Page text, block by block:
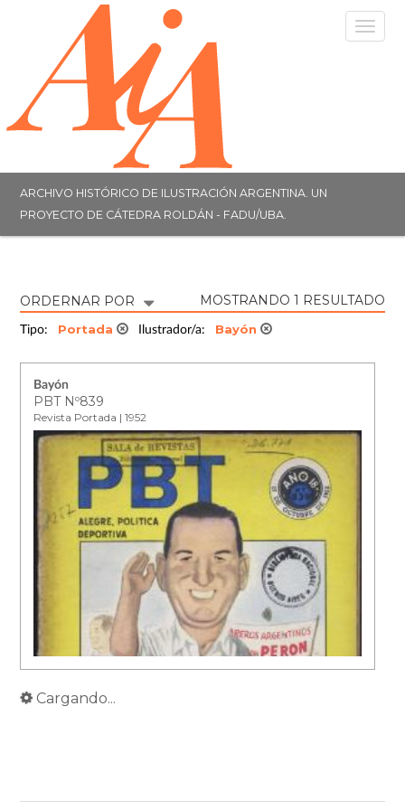
ARCHIVO HISTÓRICO DE ILUSTRACIÓN ARGENTINA. UN
PROYECTO DE CÁTEDRA ROLDÁN - FADU/UBA.
ORDERNAR POR MOSTRANDO 1 RESULTADO
Tipo: Portada Ilustrador/a: Bayón
Bayón
PBT Nº839
Revista Portada | 1952
Cargando...